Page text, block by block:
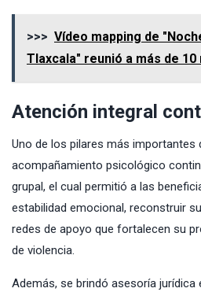
>>> Vídeo mapping de
Tlaxcala" reunió a más de
Atención integral
Uno de los pilares más importantes
acompañamiento psicológico
grupal, el cual permitió a las
estabilidad emocional, reconstruir
redes de apoyo que fortalecen su
de violencia.
Además, se brindó asesoría jurídica